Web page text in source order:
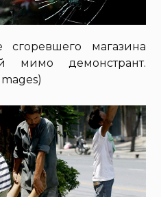
магазина
мимо демонстрант.